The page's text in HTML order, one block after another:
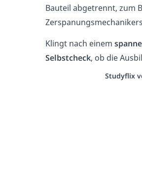
Bauteil abgetrennt, zum
Klingt nach einem
Selbstcheck, ob die
Studyflix